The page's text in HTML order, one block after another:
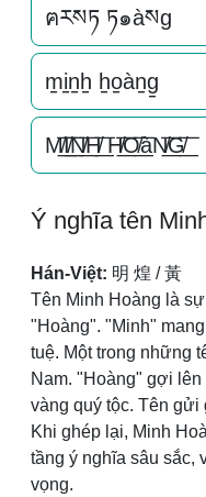
ฅརསཏ ཏ๑àསg
m̠i̠n̠h̠ h̠o̠àn̠g̠
M̸͟͞I̸͟͞N̸͟͞H̸͟͞ H̸͟͞O̸͟͞àN̸͟͞G̸͟͞
Ý nghĩa tên
Hán-Việt: 明 煌 / 黃
Tên Minh Hoàng là
"Hoàng". "Minh"
tuệ. Một trong những
Nam. "Hoàng" gợi
vàng quý tộc. Tên gửi
Khi ghép lại, Minh
tầng ý nghĩa sâu sắc,
vọng.